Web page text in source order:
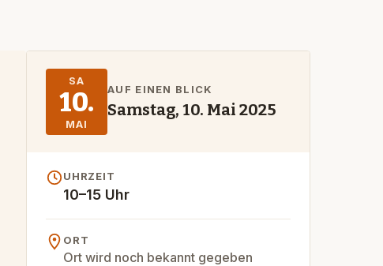
SA
10.
MAI
AUF EINEN BLICK
Samstag, 10. Mai 2025
UHRZEIT
10–15 Uhr
ORT
Ort wird noch bekannt gegeben